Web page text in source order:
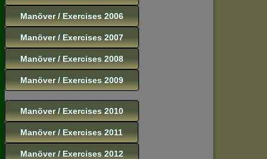
Manöver / Exercises 2006
Manöver / Exercises 2007
Manöver / Exercises 2008
Manöver / Exercises 2009
Manöver / Exercises 2010
Manöver / Exercises 2011
Manöver / Exercises 2012